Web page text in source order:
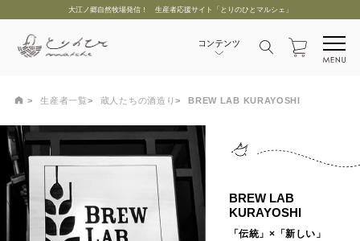
大江ノ郷自然牧場発信！ 生産者応援サイト「とりのひとマルシェ」
生産者一覧 蔵人たちの酒造り BREW LAB KURAYOSHI
BREW LAB
KURAYOSHI
「伝統」×「新しい」